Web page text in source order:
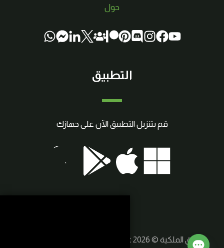
حول
التطبيق
قم بتنزيل التطبيق الآن على جهازك
حقوق الملكية © 2026 SmartCraft | صنع بواسطة